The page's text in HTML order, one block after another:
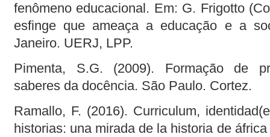
fenômeno educacional. Em: G. Frigotto
esfinge que ameaça a educação e a
Janeiro. UERJ, LPP.
Pimenta, S.G. (2009). Formação de
saberes da docência. São Paulo. Cortez.
Ramallo, F. (2016). Curriculum,
historias: una mirada de la historia de